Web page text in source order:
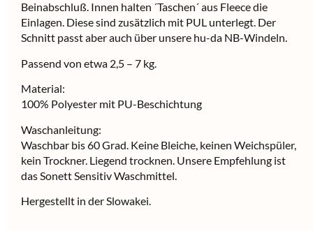
Beinabschluß. Innen halten ´Taschen´ aus Fleece die
Einlagen. Diese sind zusätzlich mit PUL unterlegt. Der
Schnitt passt aber auch über unsere hu-da NB-Windeln.
Passend von etwa 2,5 – 7 kg.
Material:
100% Polyester mit PU-Beschichtung
Waschanleitung:
Waschbar bis 60 Grad. Keine Bleiche, keinen Weichspüler,
kein Trockner. Liegend trocknen. Unsere Empfehlung ist
das Sonett Sensitiv Waschmittel.
Hergestellt in der Slowakei.